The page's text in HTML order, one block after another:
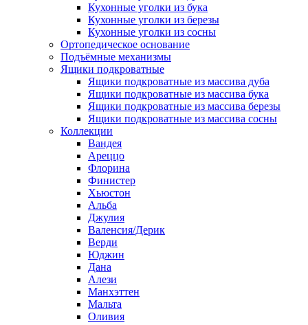
Кухонные уголки из бука
Кухонные уголки из березы
Кухонные уголки из сосны
Ортопедическое основание
Подъёмные механизмы
Ящики подкроватные
Ящики подкроватные из массива дуба
Ящики подкроватные из массива бука
Ящики подкроватные из массива березы
Ящики подкроватные из массива сосны
Коллекции
Вандея
Ареццо
Флорина
Финистер
Хьюстон
Альба
Джулия
Валенсия/Дерик
Верди
Юджин
Дана
Алези
Манхэттен
Мальта
Оливия